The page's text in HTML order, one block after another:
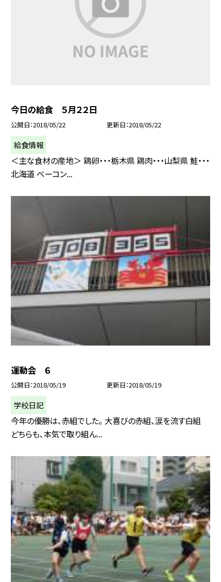
今日の給食 ５月２２日
公開日 2018/05/22 更新日 2018/05/22
給食情報
＜主な食材の産地＞ 鶏卵・・・栃木県 鶏肉・・・山梨県 鮭・・・
北海道 ベーコン...
運動会 ６
公開日 2018/05/19 更新日 2018/05/19
学校日記
今年の優勝は、赤組でした。 大喜びの赤組、涙を流す白組
どちらも、本気で取り組ん...